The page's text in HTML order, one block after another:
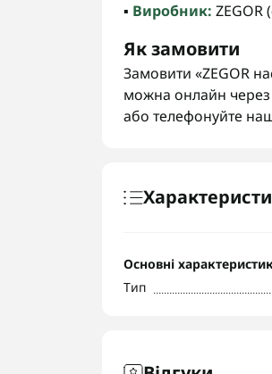
▪️ Виробник: ZEGOR
Як замовити
Замовити «ZEGOR
можна онлайн через
або телефонуйте
Основні
Тип